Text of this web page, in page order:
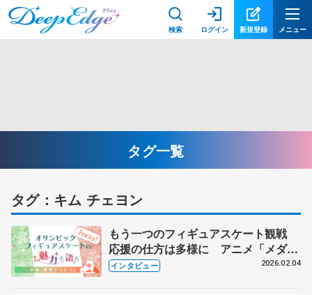
検索 ログイン 新規登録 メニュー
タグ一覧
タグ：キム チェヨン
もう一つのフィギュアスケート観戦
応援の仕方は多様に アニメ「メダリ
スト」の声優・春瀬なつみさんに聞く
インタビュー 2026.02.04